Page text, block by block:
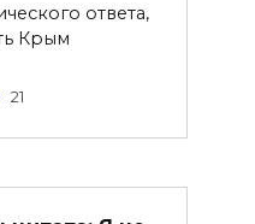
ответа,
Крым
21